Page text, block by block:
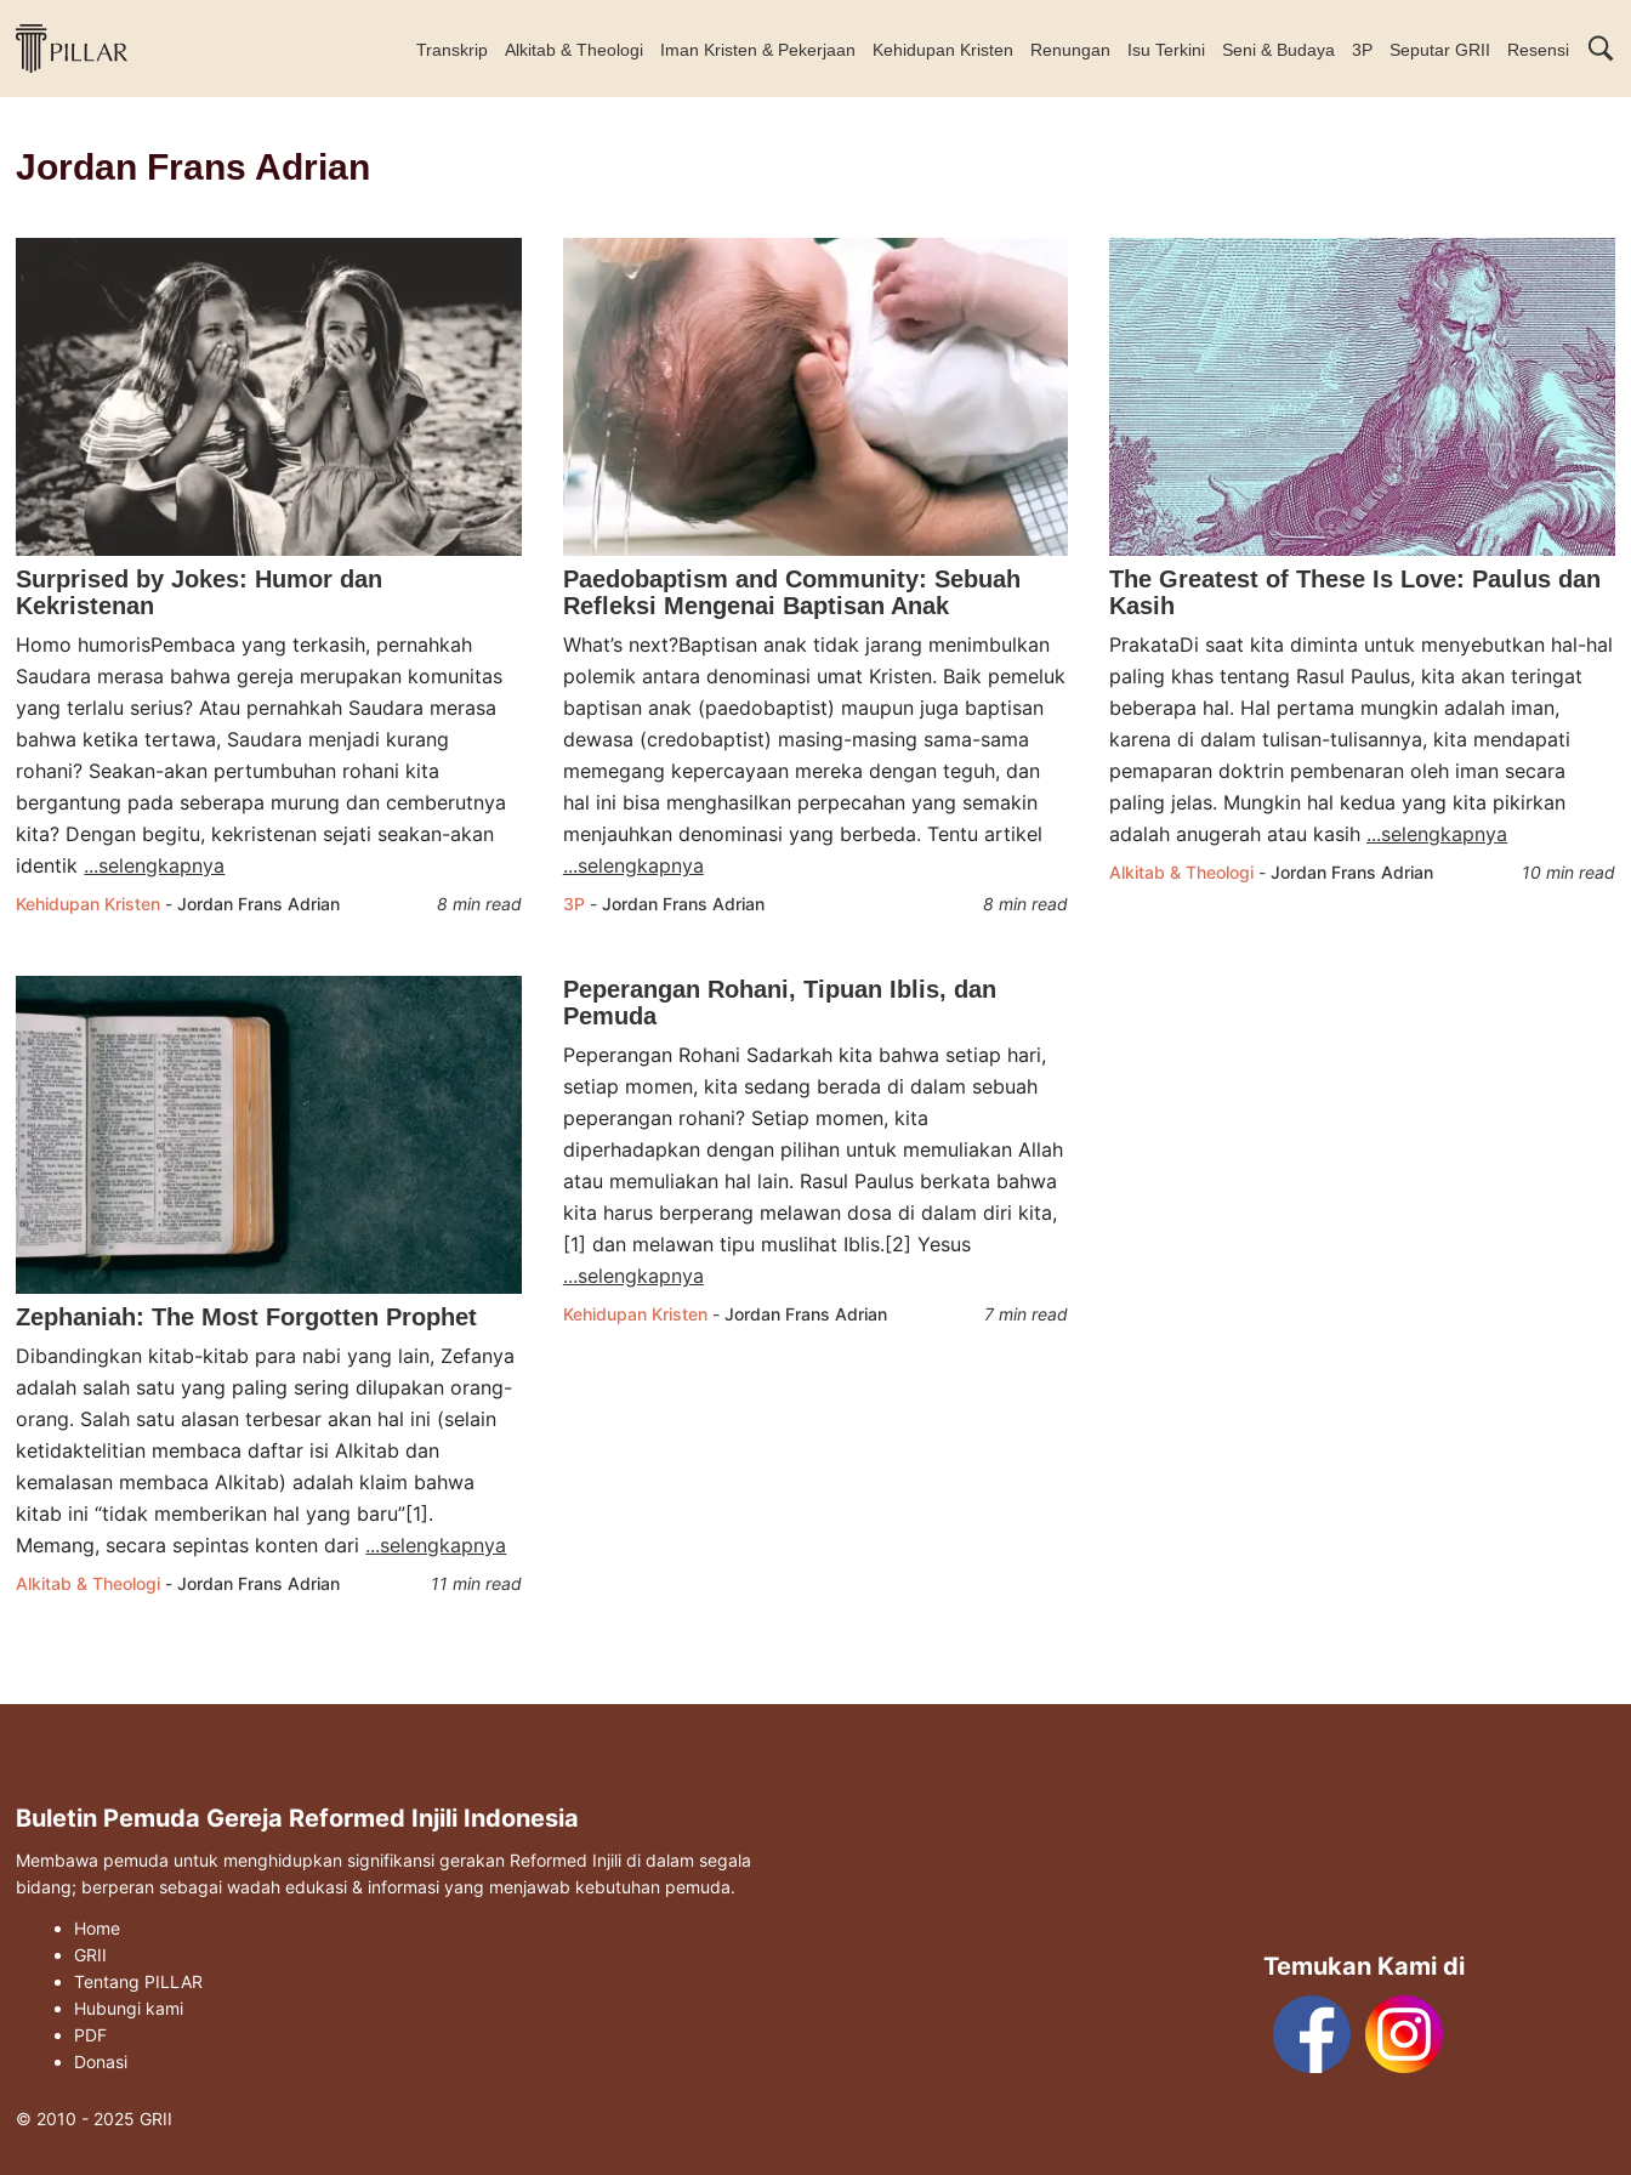
Transkrip Alkitab & Theologi Iman Kristen & Pekerjaan Kehidupan Kristen Renungan Isu Terkini Seni & Budaya 3P Seputar GRII Resensi
Jordan Frans Adrian
Surprised by Jokes: Humor dan
Kekristenan
Homo humorisPembaca yang terkasih, pernahkah
Saudara merasa bahwa gereja merupakan komunitas
yang terlalu serius? Atau pernahkah Saudara merasa
bahwa ketika tertawa, Saudara menjadi kurang
rohani? Seakan-akan pertumbuhan rohani kita
bergantung pada seberapa murung dan cemberutnya
kita? Dengan begitu, kekristenan sejati seakan-akan
identik ...selengkapnya
Kehidupan Kristen -Jordan Frans Adrian 8 min read
Paedobaptism and Community: Sebuah
Refleksi Mengenai Baptisan Anak
What’s next?Baptisan anak tidak jarang menimbulkan
polemik antara denominasi umat Kristen. Baik pemeluk
baptisan anak (paedobaptist) maupun juga baptisan
dewasa (credobaptist) masing-masing sama-sama
memegang kepercayaan mereka dengan teguh, dan
hal ini bisa menghasilkan perpecahan yang semakin
menjauhkan denominasi yang berbeda. Tentu artikel
...selengkapnya
3P - Jordan Frans Adrian 8 min read
The Greatest of These Is Love: Paulus dan
Kasih
PrakataDi saat kita diminta untuk menyebutkan hal-hal
paling khas tentang Rasul Paulus, kita akan teringat
beberapa hal. Hal pertama mungkin adalah iman,
karena di dalam tulisan-tulisannya, kita mendapati
pemaparan doktrin pembenaran oleh iman secara
paling jelas. Mungkin hal kedua yang kita pikirkan
adalah anugerah atau kasih ...selengkapnya
Alkitab & Theologi -Jordan Frans Adrian 10 min read
Zephaniah: The Most Forgotten Prophet
Dibandingkan kitab-kitab para nabi yang lain, Zefanya
adalah salah satu yang paling sering dilupakan orang-
orang. Salah satu alasan terbesar akan hal ini (selain
ketidaktelitian membaca daftar isi Alkitab dan
kemalasan membaca Alkitab) adalah klaim bahwa
kitab ini “tidak memberikan hal yang baru”[1].
Memang, secara sepintas konten dari ...selengkapnya
Alkitab & Theologi -Jordan Frans Adrian 11 min read
Peperangan Rohani, Tipuan Iblis, dan
Pemuda
Peperangan Rohani Sadarkah kita bahwa setiap hari,
setiap momen, kita sedang berada di dalam sebuah
peperangan rohani? Setiap momen, kita
diperhadapkan dengan pilihan untuk memuliakan Allah
atau memuliakan hal lain. Rasul Paulus berkata bahwa
kita harus berperang melawan dosa di dalam diri kita,
[1] dan melawan tipu muslihat Iblis.[2] Yesus
...selengkapnya
Kehidupan Kristen - Jordan Frans Adrian 7 min read
Buletin Pemuda Gereja Reformed Injili Indonesia
Membawa pemuda untuk menghidupkan signifikansi gerakan Reformed Injili di dalam segala
bidang; berperan sebagai wadah edukasi & informasi yang menjawab kebutuhan pemuda.
Temukan Kami di
Home
GRII
Tentang PILLAR
Hubungi kami
PDF
Donasi
© 2010 - 2025 GRII